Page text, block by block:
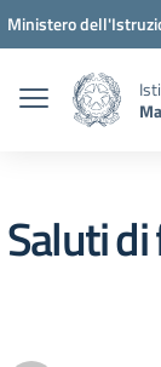
Vai ai contenuti
Vai al menu di
Vai al footer
Ministero
Saluti